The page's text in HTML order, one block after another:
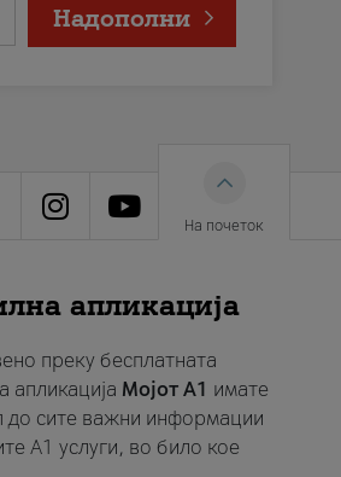
Надополни
На почеток
апликација
преку бесплатната
апликација Мојот A1 имате
до сите важни информации
A1 услуги, во било кое